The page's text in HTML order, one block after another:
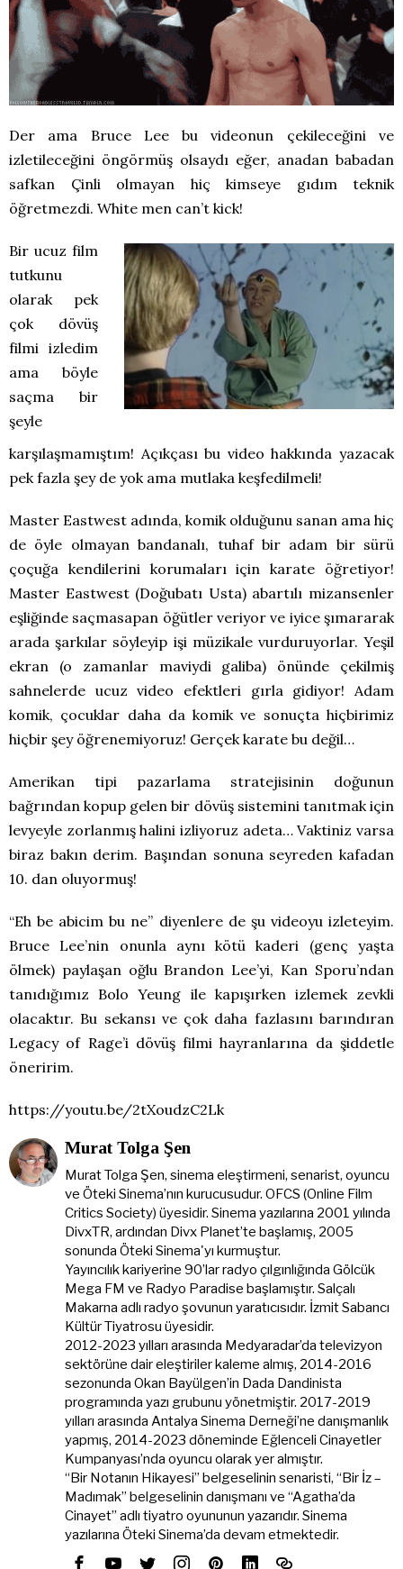
Der ama Bruce Lee bu videonun çekileceğini ve
izletileceğini öngörmüş olsaydı eğer, anadan babadan
safkan Çinli olmayan hiç kimseye gıdım teknik
öğretmezdi. White men can’t kick!
Bir ucuz film
tutkunu
olarak pek
çok dövüş
filmi izledim
ama böyle
saçma bir
şeyle
karşılaşmamıştım! Açıkçası bu video hakkında yazacak
pek fazla şey de yok ama mutlaka keşfedilmeli!
Master Eastwest adında, komik olduğunu sanan ama hiç
de öyle olmayan bandanalı, tuhaf bir adam bir sürü
çoçuğa kendilerini korumaları için karate öğretiyor!
Master Eastwest (Doğubatı Usta) abartılı mizansenler
eşliğinde saçmasapan öğütler veriyor ve iyice şımararak
arada şarkılar söyleyip işi müzikale vurduruyorlar. Yeşil
ekran (o zamanlar maviydi galiba) önünde çekilmiş
sahnelerde ucuz video efektleri gırla gidiyor! Adam
komik, çocuklar daha da komik ve sonuçta hiçbirimiz
hiçbir şey öğrenemiyoruz! Gerçek karate bu değil…
Amerikan tipi pazarlama stratejisinin doğunun
bağrından kopup gelen bir dövüş sistemini tanıtmak için
levyeyle zorlanmış halini izliyoruz adeta… Vaktiniz varsa
biraz bakın derim. Başından sonuna seyreden kafadan
10. dan oluyormuş!
“Eh be abicim bu ne” diyenlere de şu videoyu izleteyim.
Bruce Lee’nin onunla aynı kötü kaderi (genç yaşta
ölmek) paylaşan oğlu Brandon Lee’yi, Kan Sporu’ndan
tanıdığımız Bolo Yeung ile kapışırken izlemek zevkli
olacaktır. Bu sekansı ve çok daha fazlasını barındıran
Legacy of Rage’i dövüş filmi hayranlarına da şiddetle
öneririm.
https://youtu.be/2tXoudzC2Lk
Murat Tolga Şen
Murat Tolga Şen, sinema eleştirmeni, senarist, oyuncu
ve Öteki Sinema’nın kurucusudur. OFCS (Online Film
Critics Society) üyesidir. Sinema yazılarına 2001 yılında
DivxTR, ardından Divx Planet’te başlamış, 2005
sonunda Öteki Sinema'yı kurmuştur.
Yayıncılık kariyerine 90’lar radyo çılgınlığında Gölcük
Mega FM ve Radyo Paradise başlamıştır. Salçalı
Makarna adlı radyo şovunun yaratıcısıdır. İzmit Sabancı
Kültür Tiyatrosu üyesidir.
2012-2023 yılları arasında Medyaradar’da televizyon
sektörüne dair eleştiriler kaleme almış, 2014-2016
sezonunda Okan Bayülgen’in Dada Dandinista
programında yazı grubunu yönetmiştir. 2017-2019
yılları arasında Antalya Sinema Derneği’ne danışmanlık
yapmış, 2014-2023 döneminde Eğlenceli Cinayetler
Kumpanyası’nda oyuncu olarak yer almıştır.
“Bir Notanın Hikayesi” belgeselinin senaristi, “Bir İz –
Madımak” belgeselinin danışmanı ve “Agatha’da
Cinayet” adlı tiyatro oyununun yazarıdır. Sinema
yazılarına Öteki Sinema’da devam etmektedir.